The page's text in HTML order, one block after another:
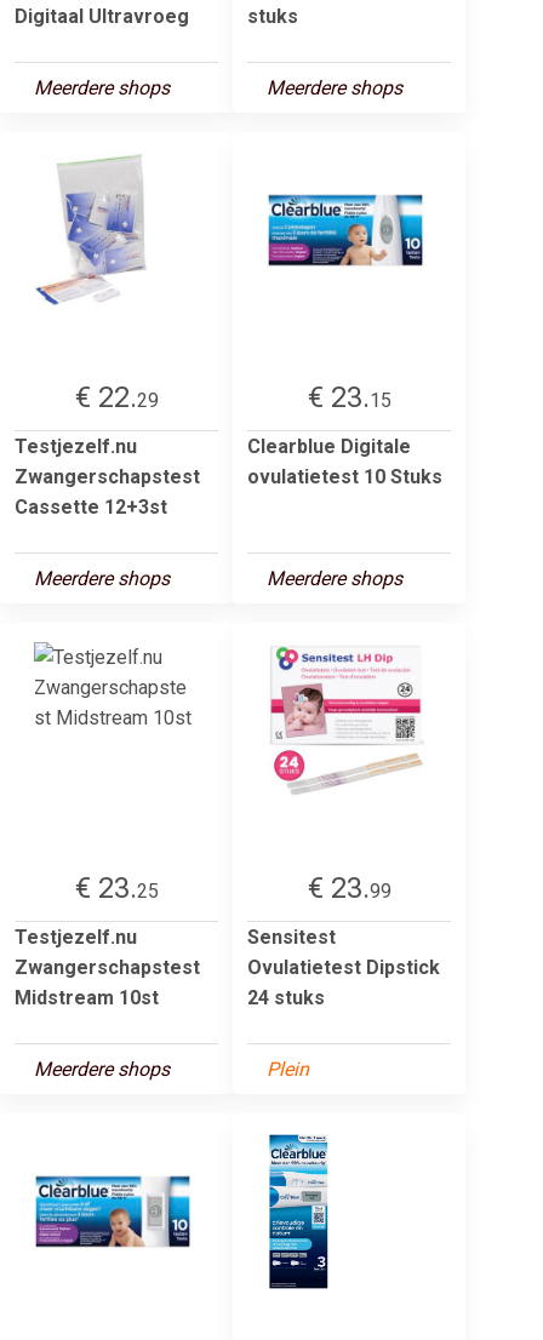
Digitaal Ultravroeg
Meerdere shops
stuks
Meerdere shops
€ 22.29
Testjezelf.nu
Zwangerschapstest
Cassette 12+3st
Meerdere shops
€ 23.15
Clearblue Digitale
ovulatietest 10 Stuks
Meerdere shops
€ 23.25
Testjezelf.nu
Zwangerschapstest
Midstream 10st
Meerdere shops
€ 23.99
Sensitest
Ovulatietest Dipstick
24 stuks
Plein